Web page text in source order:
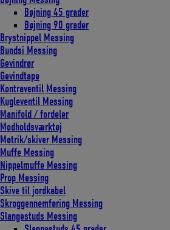
Bøjning 45 grader
Bøjning 90 grader
Brystnippel Messing
Bundsi Messing
Gevindrør
Gevindtape
Kontraventil Messing
Kugleventil Messing
Manifold / fordeler
Modholdsværktøj
Møtrik/skiver Messing
Muffe Messing
Nippelmuffe Messing
Prop Messing
Skive til jordkabel
Skroggennemføring Messing
Slangestuds Messing